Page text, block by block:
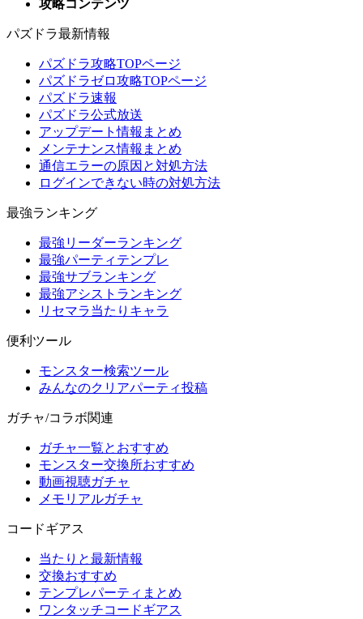
攻略コンテンツ
パズドラ最新情報
パズドラ攻略TOPページ
パズドラゼロ攻略TOPページ
パズドラ速報
パズドラ公式放送
アップデート情報まとめ
メンテナンス情報まとめ
通信エラーの原因と対処方法
ログインできない時の対処方法
最強ランキング
最強リーダーランキング
最強パーティテンプレ
最強サブランキング
最強アシストランキング
リセマラ当たりキャラ
便利ツール
モンスター検索ツール
みんなのクリアパーティ投稿
ガチャ/コラボ関連
ガチャ一覧とおすすめ
モンスター交換所おすすめ
動画視聴ガチャ
メモリアルガチャ
コードギアス
当たりと最新情報
交換おすすめ
テンプレパーティまとめ
ワンタッチコードギアス